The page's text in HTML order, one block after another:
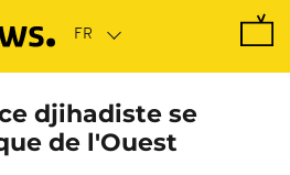
djihadiste se
de l'Ouest